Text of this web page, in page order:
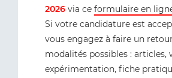
2026 via ce formulaire en
Si votre candidature est
vous engagez à faire un
modalités possibles : articles,
expérimentation, fiche